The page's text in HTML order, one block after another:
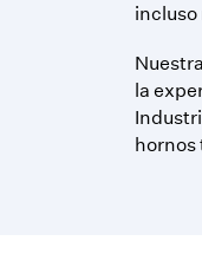
incluso
la
hornos